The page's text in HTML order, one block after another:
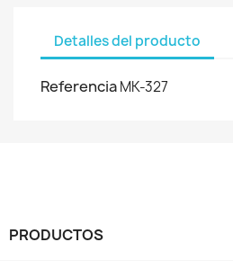
Detalles del producto
ReferenciaMK-327
PRODUCTOS